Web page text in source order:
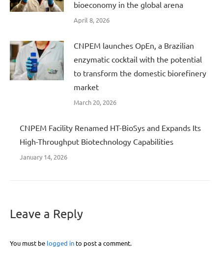
bioeconomy in the global arena
April 8, 2026
CNPEM launches OpEn, a Brazilian
enzymatic cocktail with the potential
to transform the domestic biorefinery
market
March 20, 2026
CNPEM Facility Renamed HT-BioSys and Expands Its
High-Throughput Biotechnology Capabilities
January 14, 2026
Leave a Reply
You must be logged in to post a comment.